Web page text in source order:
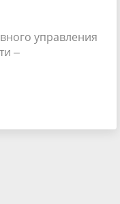
управления
–